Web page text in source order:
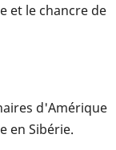
et le chancre de
d'Amérique
en Sibérie.